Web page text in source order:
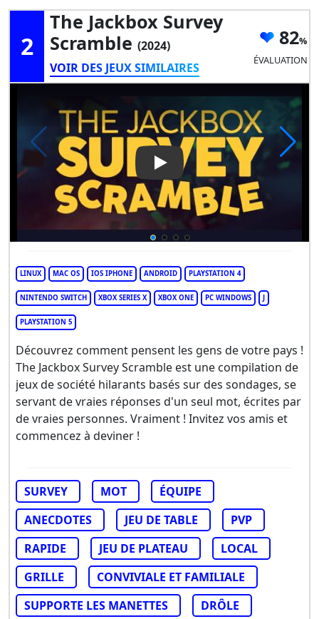
2
The Jackbox Survey
Scramble (2024)
VOIR DES JEUX SIMILAIRES
82
ÉVALUATION
Play Video: The Jackbox
LINUX MAC OS IOS IPHONE ANDROID PLAYSTATION 4
NINTENDO SWITCH XBOX SERIES X XBOX ONE PC WINDOWS J
PLAYSTATION 5
Découvrez comment pensent les gens de votre pays !
The Jackbox Survey Scramble est une compilation de
jeux de société hilarants basés sur des sondages, se
servant de vraies réponses d'un seul mot, écrites par
de vraies personnes. Vraiment ! Invitez vos amis et
commencez à deviner !
SURVEY MOT
ÉQUIPE
ANECDOTES
JEU DE TABLE
PVP
RAPIDE
JEU DE PLATEAU
LOCAL
GRILLE
CONVIVIALE ET FAMILIALE
SUPPORTE LES MANETTES
DRÔLE